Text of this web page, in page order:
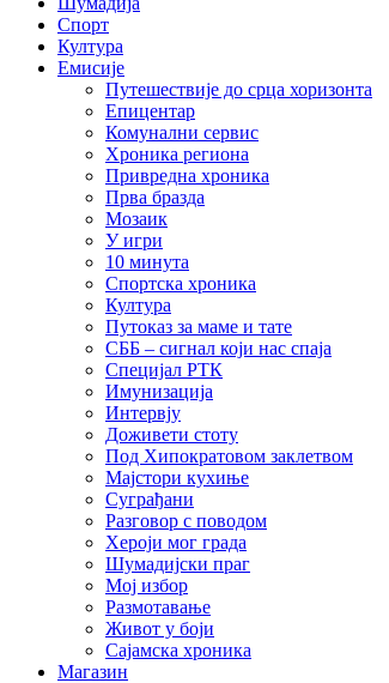
Спорт
Култура
Емисије
Путешествије до срца хоризонта
Епицентар
Комунални сервис
Хроника региона
Привредна хроника
Прва бразда
Мозаик
У игри
10 минута
Спортска хроника
Култура
Путоказ за маме и тате
СББ – сигнал који нас спаја
Специјал РТК
Имунизација
Интервју
Доживети стоту
Под Хипократовом заклетвом
Мајстори кухиње
Суграђани
Разговор с поводом
Хероји мог града
Шумадијски праг
Мој избор
Размотавање
Живот у боји
Сајамска хроника
Магазин